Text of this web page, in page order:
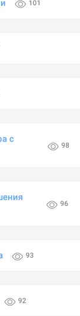
101
с
98
96
93
92